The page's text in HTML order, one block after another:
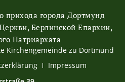
прихода города Дортмунд
Берлинской Епархии,
Патриархата
Kirchengemeinde zu Dortmund
Impressum